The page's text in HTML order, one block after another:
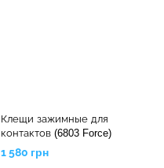
Клещи зажимные для
контактов (6803 Force)
1 580 грн